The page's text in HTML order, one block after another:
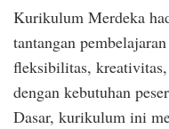
Kurikulum Merdeka
tantangan
fleksibilitas,
dengan kebutuhan
Dasar, kurikulum ini